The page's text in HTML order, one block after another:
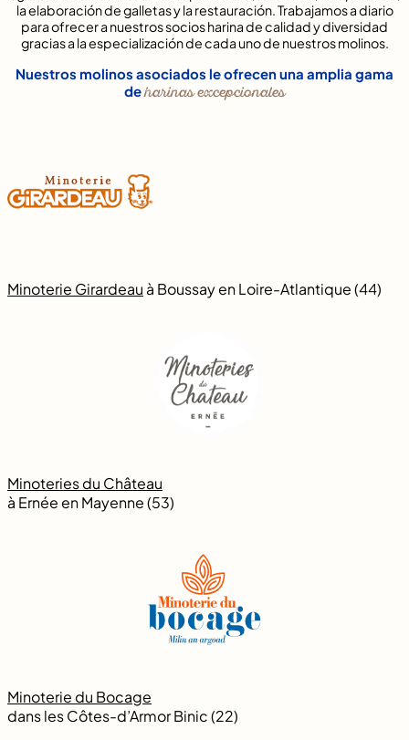
la elaboración de galletas y la restauración. Trabajamos a diario
para ofrecer a nuestros socios harina de calidad y diversidad
gracias a la especialización de cada uno de nuestros molinos.
Nuestros molinos asociados le ofrecen una amplia gama
deharinas excepcionales
Minoterie Girardeau à Boussay en Loire-Atlantique (44)
Minoteries du Château
à Ernée en Mayenne (53)
Minoterie du Bocage
dans les Côtes-d’Armor Binic (22)